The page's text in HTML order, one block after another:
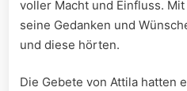
voller Macht ⁤und Einfluss.
seine Gedanken und​
und ⁣diese hörten.
Die Gebete von⁢ Attila hatten